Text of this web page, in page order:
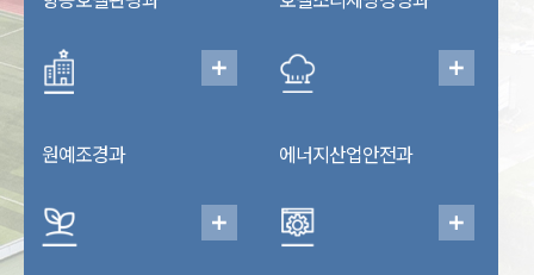
원예조경과 에너지산업안전과